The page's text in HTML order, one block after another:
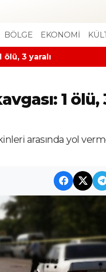
BÖLGE EKONOMİ
ölü, 3 yaralı
1 ölü,
arasında yol